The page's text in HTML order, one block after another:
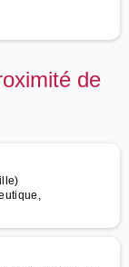
de